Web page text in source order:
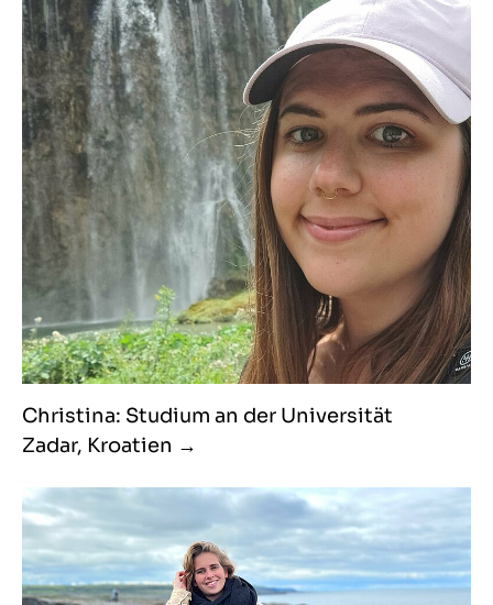
Christina: Studium an der Universität
Zadar, Kroatien